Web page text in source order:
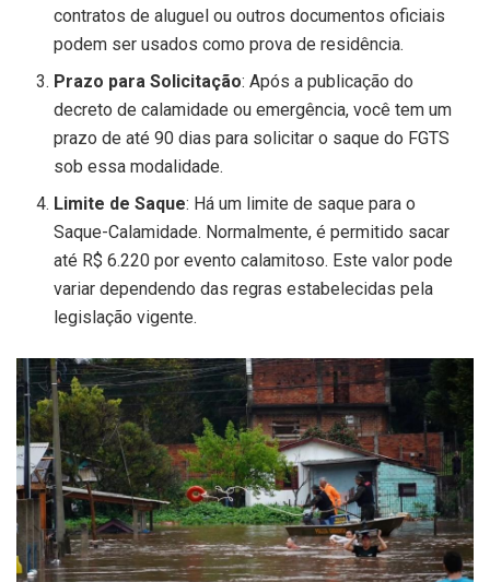
contratos de aluguel ou outros documentos oficiais
podem ser usados como prova de residência.
Prazo para Solicitação: Após a publicação do
decreto de calamidade ou emergência, você tem um
prazo de até 90 dias para solicitar o saque do FGTS
sob essa modalidade.
Limite de Saque: Há um limite de saque para o
Saque-Calamidade. Normalmente, é permitido sacar
até R$ 6.220 por evento calamitoso. Este valor pode
variar dependendo das regras estabelecidas pela
legislação vigente.